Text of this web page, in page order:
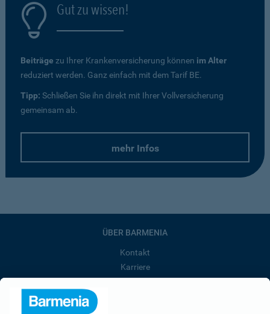
Gut zu wissen!
Beiträge zu Ihrer Krankenversicherung können im Alter
reduziert werden. Ganz einfach mit dem Tarif BE.
Tipp: Schließen Sie ihn direkt mit Ihrer Vollversicherung
gemeinsam ab.
mehr Infos
ÜBER BARMENIA
Kontakt
Karriere